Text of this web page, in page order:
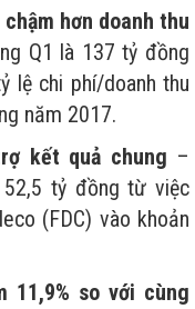
hơn doanh thu
Q1 là 137 tỷ đồng
lệ chi phí/doanh thu
năm 2017.
kết quả chung –
52,5 tỷ đồng từ việc
(FDC) vào khoản
11,9% so với cùng